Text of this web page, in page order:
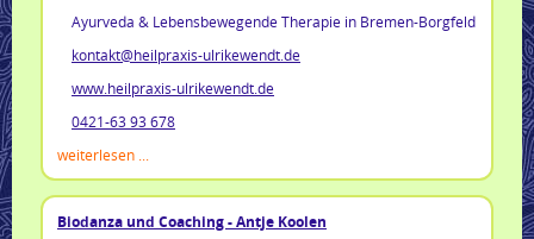
Ayurveda & Lebensbewegende Therapie in Bremen-Borgfeld
kontakt@heilpraxis-ulrikewendt.de
www.heilpraxis-ulrikewendt.de
0421-63 93 678
weiterlesen ...
Biodanza und Coaching - Antje Koolen